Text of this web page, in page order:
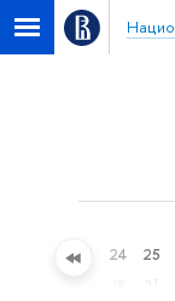
23 24 25